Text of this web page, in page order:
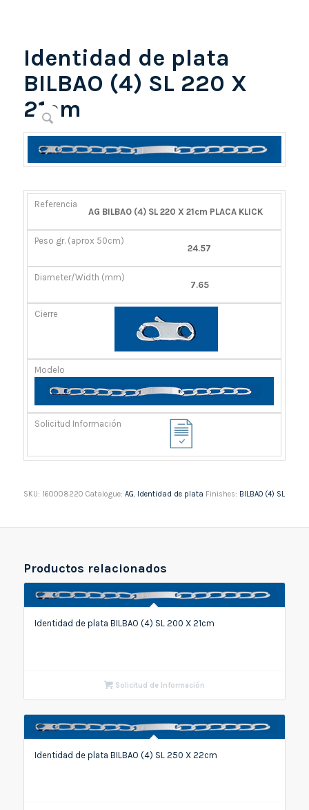
Identidad de plata
BILBAO (4) SL 220 X
21cm
REFERENCIA
PESO
(APROX
DIÁMETRO/ANCHO CIERRE
AG BILBAO (4) SL 220 X 21cm PLACA KLICK
24.57
7.65
SKU: 160008220 Catalogue: AG Identidad de plata Finishes: BILBAO (4) SL
Productos relacionados
Identidad de plata BILBAO (4) SL 200 X 21cm
Solicitud de Información
Identidad de plata BILBAO (4) SL 250 X 22cm